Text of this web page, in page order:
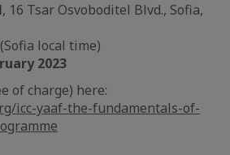
, 16 Tsar Osvoboditel Blvd., Sofia,
(Sofia local time)
2023
of charge) here:
icc-yaaf-the-fundamentals-of-